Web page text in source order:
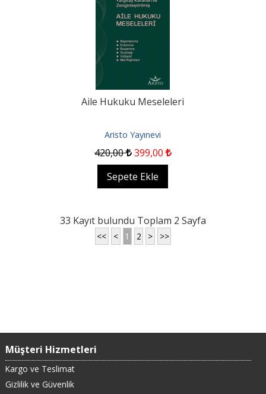
Aile Hukuku Meseleleri
Aristo Yayınevi
420,00 399,00
Sepete Ekle
33 Kayıt bulundu Toplam 2 Sayfa
<< < 1 2 > >>
Müşteri Hizmetleri
Kargo ve Teslimat
Gizlilik ve Güvenlik